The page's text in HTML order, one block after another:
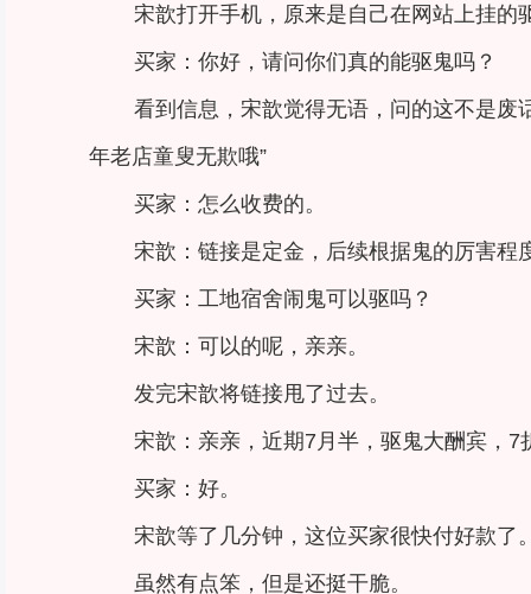
宋歆打开手机，原来是自己在网站上挂的
买家：你好，请问你们真的能驱鬼吗？
看到信息，宋歆觉得无语，问的这不是废
年老店童叟无欺哦”
买家：怎么收费的。
宋歆：链接是定金，后续根据鬼的厉害程
买家：工地宿舍闹鬼可以驱吗？
宋歆：可以的呢，亲亲。
发完宋歆将链接甩了过去。
宋歆：亲亲，近期7月半，驱鬼大酬宾，
买家：好。
宋歆等了几分钟，这位买家很快付好款了
虽然有点笨，但是还挺干脆。